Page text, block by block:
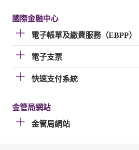
國際金融中心
電子帳單及繳費服務（EBPP）
電子支票
快速支付系統
金管局網站
金管局網站